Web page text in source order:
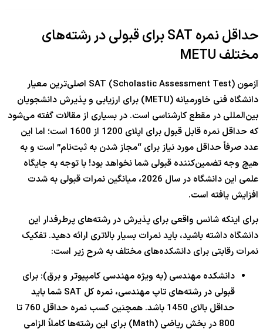
حداقل نمره SAT برای قبولی در رشته‌های
مختلف METU
آزمون SAT (Scholastic Assessment Test) اصلی‌ترین معیار
دانشگاه فنی خاورمیانه (METU) برای ارزیابی و پذیرش دانشجویان
بین‌المللی در مقطع کارشناسی است. در بسیاری از مقالات گفته می‌شود
که حداقل نمره قابل قبول برای اپلای 1200 از 1600 است؛ اما این
عدد صرفاً حداقل مورد نیاز برای “مجاز شدن به ثبت‌نام” است و به
هیچ وجه تضمین‌کننده قبولی شما نخواهد بود! با توجه به جایگاه
علمی این دانشگاه در سال 2026، میانگین نمرات قبولی به شدت
افزایش یافته است.
برای اینکه شانس واقعی برای پذیرش در رشته‌های پرطرفدار این
دانشگاه داشته باشید، باید نمرات بسیار بالاتری ارائه دهید. تفکیک
نمرات رقابتی برای دانشکده‌های مختلف به شرح زیر است:
دانشکده مهندسی (به ویژه مهندسی کامپیوتر و برق): برای
قبولی در رشته‌های تاپ مهندسی، نمره کل SAT شما باید
حداقل بالای 1450 باشد. همچنین کسب نمره حداقل 760 تا
800 در بخش ریاضی (Math) برای این رشته‌ها کاملاً الزامی